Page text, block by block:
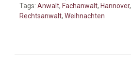
Tags: Anwalt, Fachanwalt, Hannover,
Rechtsanwalt, Weihnachten